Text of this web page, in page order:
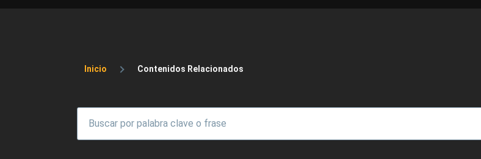
Sobrescribir enlaces de ayuda a la navegación
Inicio Contenidos Relacionados